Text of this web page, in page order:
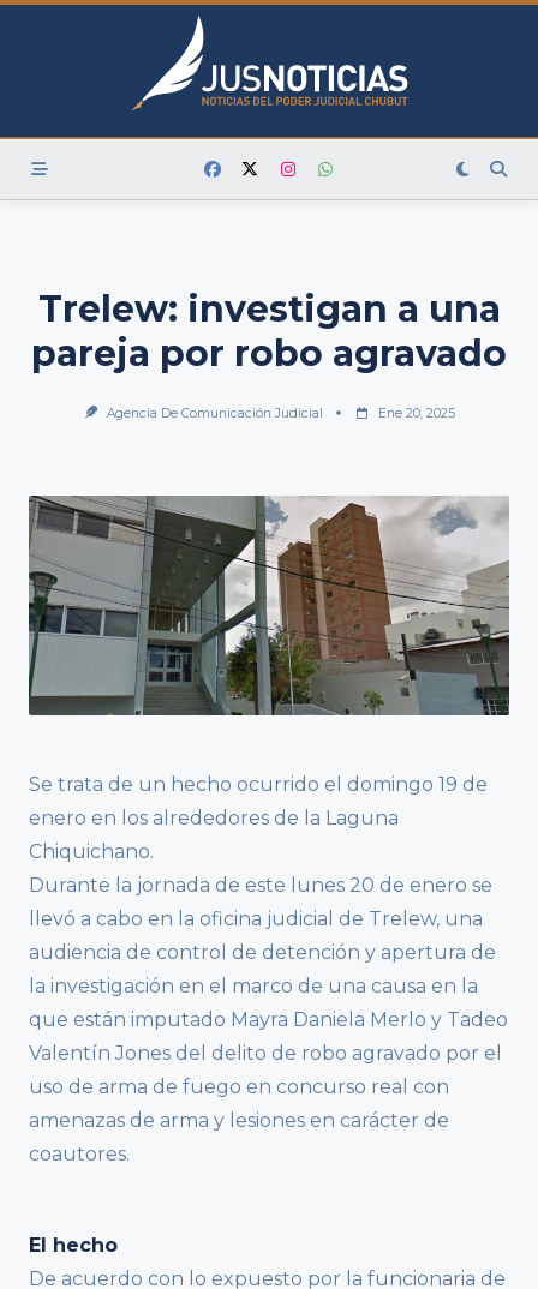
Skip
Trelew: investigan a una
pareja por robo agravado
Agencia De Comunicación Judicial Ene 20, 2025
Se trata de un hecho ocurrido el domingo 19 de
enero en los alrededores de la Laguna
Chiquichano.
Durante la jornada de este lunes 20 de enero se
llevó a cabo en la oficina judicial de Trelew, una
audiencia de control de detención y apertura de
la investigación en el marco de una causa en la
que están imputado Mayra Daniela Merlo y Tadeo
Valentín Jones del delito de robo agravado por el
uso de arma de fuego en concurso real con
amenazas de arma y lesiones en carácter de
coautores.
El hecho
De acuerdo con lo expuesto por la funcionaria de